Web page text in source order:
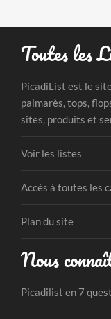
Toutes les
PicadiList est le
palmarès, tops,
sites, produits et
Voir les listes
Accès à toutes les
Plan du site
Nous
Picadilist en 7